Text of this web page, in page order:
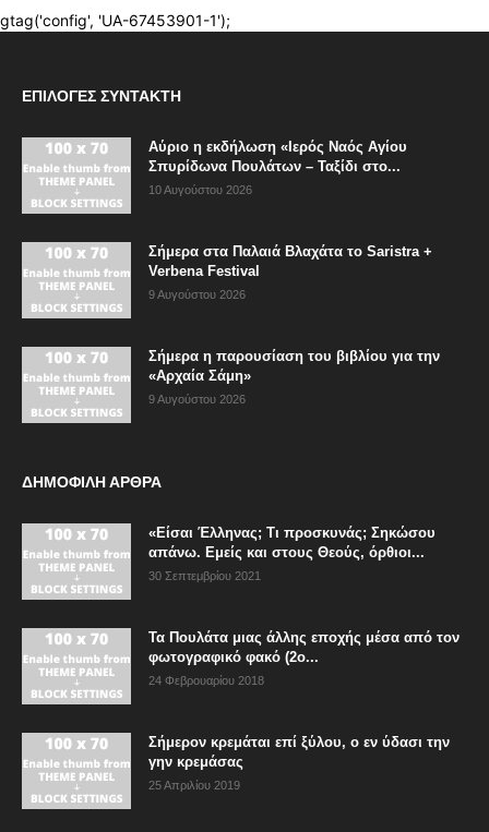
ΕΠΙΛΟΓΈΣ ΣΥΝΤΆΚΤΗ
Αύριο η εκδήλωση «Ιερός Ναός Αγίου
Σπυρίδωνα Πουλάτων – Ταξίδι στο...
10 Αυγούστου 2026
Σήμερα στα Παλαιά Βλαχάτα το Saristra +
Verbena Festival
9 Αυγούστου 2026
Σήμερα η παρουσίαση του βιβλίου για την
«Αρχαία Σάμη»
9 Αυγούστου 2026
ΔΗΜΟΦΙΛΗ ΑΡΘΡΑ
«Είσαι Έλληνας; Τι προσκυνάς; Σηκώσου
απάνω. Εμείς και στους Θεούς, όρθιοι...
30 Σεπτεμβρίου 2021
Τα Πουλάτα μιας άλλης εποχής μέσα από τον
φωτογραφικό φακό (2ο...
24 Φεβρουαρίου 2018
Σήμερον κρεμάται επί ξύλου, ο εν ύδασι την
γην κρεμάσας
25 Απριλίου 2019